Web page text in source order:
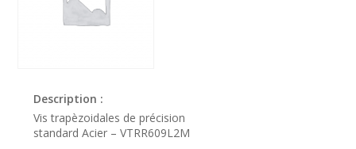
Description :
Vis trapèzoidales de précision
standard Acier – VTRR609L2M